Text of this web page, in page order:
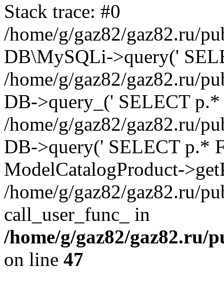
Stack trace: #0
/home/g/gaz82/gaz82.ru/
DB\MySQLi->query('
/home/g/gaz82/gaz82.ru/
DB->query_(' SELECT
/home/g/gaz82/gaz82.ru/
DB->query(' SELECT p.*
ModelCatalogProduct-
/home/g/gaz82/gaz82.ru/
call_user_func_ in
/home/g/gaz82/
on line 47